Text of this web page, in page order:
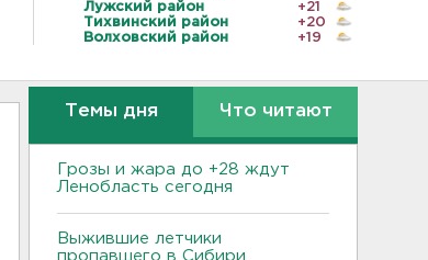
Лужский район
+21
Тихвинский район
+20
Волховский район
+19
Темы дня Что читают
Грозы и жара до +28 ждут
Ленобласть сегодня
Выжившие летчики
пропавшего в Сибири